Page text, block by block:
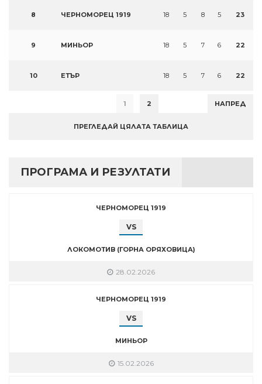
8 ЧЕРНОМОРЕЦ 1919 18 5 8 5 23
9 МИНЬОР 18 5 7 6 22
10 ЕТЪР 18 5 7 6 22
1 2 НАПРЕД
ПРЕГЛЕДАЙ ЦЯЛАТА ТАБЛИЦА
ПРОГРАМА И РЕЗУЛТАТИ
ЧЕРНОМОРЕЦ 1919
VS
ЛОКОМОТИВ (ГОРНА ОРЯХОВИЦА)
28.02.2026
ЧЕРНОМОРЕЦ 1919
VS
МИНЬОР
15.02.2026